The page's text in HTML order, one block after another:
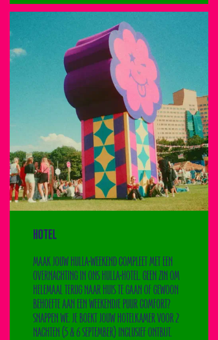
HOTEL
MAAK JOUW HULLA-WEEKEND COMPLEET MET EEN
OVERNACHTING IN ONS HULLA-HOTEL. GEEN ZIN OM
HELEMAAL TERUG NAAR HUIS TE GAAN OF GEWOON
BEHOEFTE AAN EEN WEEKENDJE PUUR COMFORT?
SNAPPEN WE. JE BOEKT JOUW HOTELKAMER VOOR 2
NACHTEN (5 & 6 SEPTEMBER) INCLUSIEF ONTBIJT.